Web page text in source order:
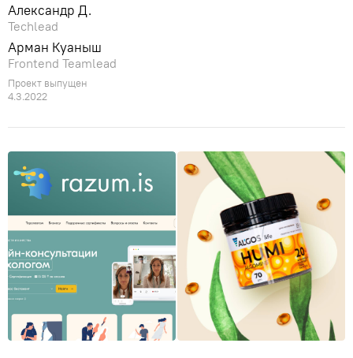
Александр Д.
Techlead
Арман Куаныш
Frontend Teamlead
Проект выпущен
4.3.2022